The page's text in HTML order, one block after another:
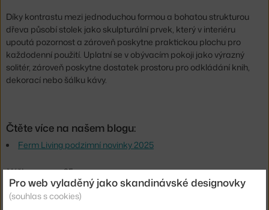
Díky kontrastu mezi jednoduchou formou a bohatou strukturou
dřeva působí stolek jako skulpturální prvek, který v interiéru
upoutá pozornost a zároveň poskytne praktickou plochu pro
každodenní použití. Uplatní se v obývacím pokoji jako výrazný
solitér, zároveň poskytne dostatek prostoru pro odkládání knih,
dekorací nebo šálku kávy.
Čtěte více na našem blogu:
Ferm Living podzimní novinky 2025
Výška:
35 cm
Hloubka:
55 cm
Pro web vyladěný jako skandinávské designovky
(souhlas s cookies)